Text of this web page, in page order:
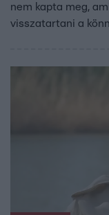
nem kapta meg,
visszatartani a